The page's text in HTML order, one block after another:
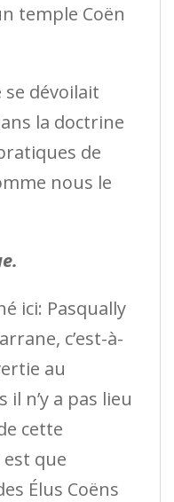
temple Coën
se dévoilait
la doctrine
de
nous le
ici: Pasqually
c’est-à-
au
n’y a pas lieu
cette
que
Élus Coëns